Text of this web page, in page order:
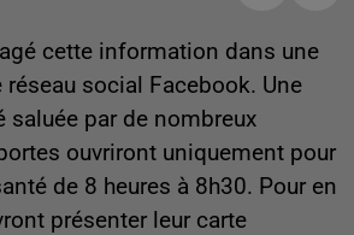
cette information dans une
social Facebook. Une
saluée par de nombreux
ouvriront uniquement pour
de 8 heures à 8h30. Pour en
présenter leur carte